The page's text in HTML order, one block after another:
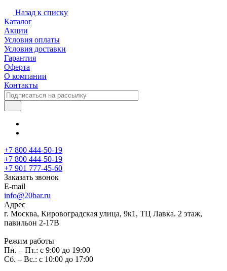
Назад к списку
Каталог
Акции
Условия оплаты
Условия доставки
Гарантия
Оферта
О компании
Контакты
+7 800 444-50-19
+7 800 444-50-19
+7 901 777-45-60
Заказать звонок
E-mail
info@20bar.ru
Адрес
г. Москва, Кировоградская улица, 9к1, ТЦ Лавка. 2 этаж,
павильон 2-17В
Режим работы
Пн. – Пт.: с 9:00 до 19:00
Сб. – Вс.: с 10:00 до 17:00